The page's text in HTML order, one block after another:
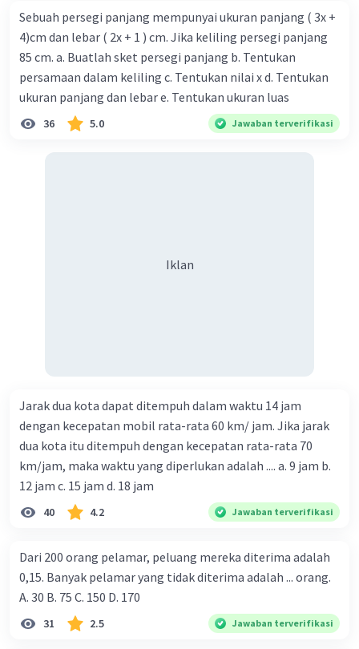
Sebuah persegi panjang mempunyai ukuran panjang ( 3x +
4)cm dan lebar ( 2x + 1 ) cm. Jika keliling persegi panjang
85 cm. a. Buatlah sket persegi panjang b. Tentukan
persamaan dalam keliling c. Tentukan nilai x d. Tentukan
ukuran panjang dan lebar e. Tentukan ukuran luas
36 5.0 Jawaban terverifikasi
Iklan
Jarak dua kota dapat ditempuh dalam waktu 14 jam
dengan kecepatan mobil rata-rata 60 km/ jam. Jika jarak
dua kota itu ditempuh dengan kecepatan rata-rata 70
km/jam, maka waktu yang diperlukan adalah .... a. 9 jam b.
12 jam c. 15 jam d. 18 jam
40 4.2 Jawaban terverifikasi
Dari 200 orang pelamar, peluang mereka diterima adalah
0,15. Banyak pelamar yang tidak diterima adalah ... orang.
A. 30 B. 75 C. 150 D. 170
31 2.5 Jawaban terverifikasi